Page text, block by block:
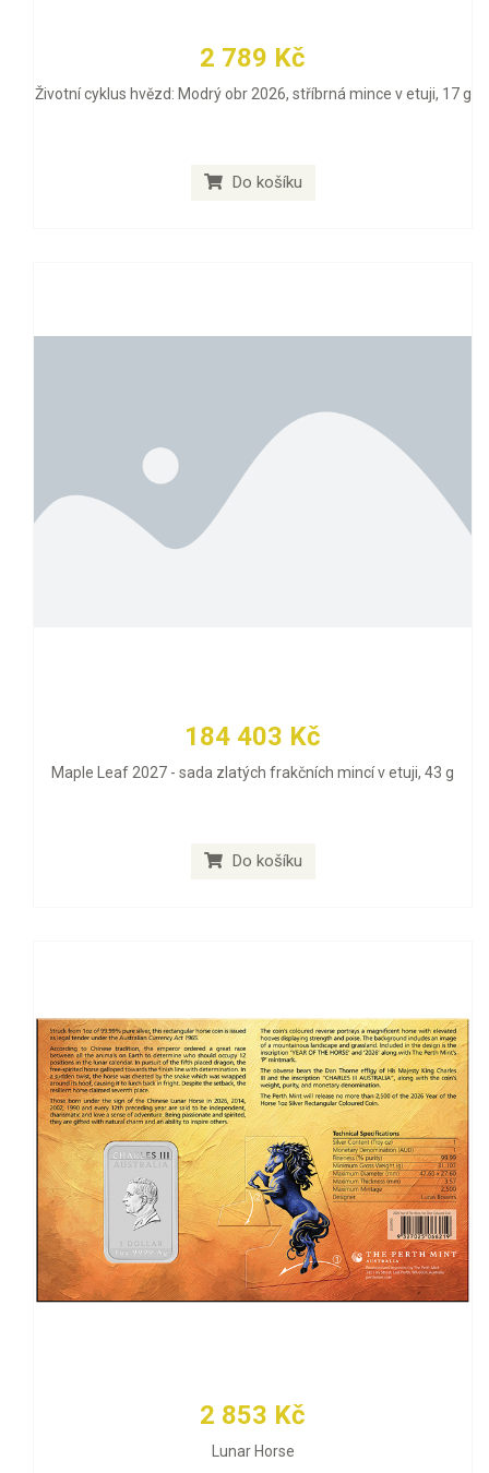
2 789 Kč
Životní cyklus hvězd: Modrý obr 2026, stříbrná mince v etuji, 17 g
Do košíku
184 403 Kč
Maple Leaf 2027 - sada zlatých frakčních mincí v etuji, 43 g
Do košíku
2 853 Kč
Lunar Horse